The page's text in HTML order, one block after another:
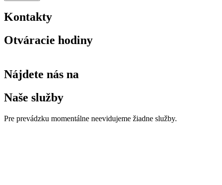
Kontakty
Otváracie hodiny
Nájdete nás na
Naše služby
Pre prevádzku momentálne neevidujeme žiadne služby.